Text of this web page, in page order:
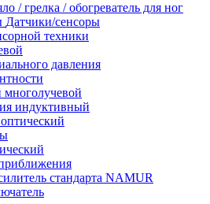
/ грелка / обогреватель для ног
Датчики/сенсоры
техники
давления
многолучевой
индуктивный
стандарта NAMUR